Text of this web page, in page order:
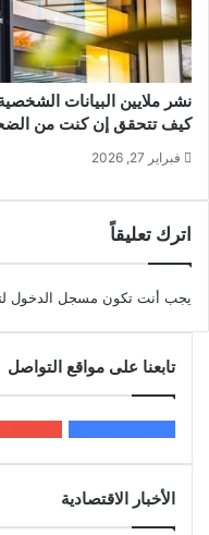
نشر ملايين البيانات
كيف تتحقق إن كنت من
فبراير 27, 2026
اترك تعليقاً
يجب أنت تكون مسجل الدخول
تابعنا على مواقع التواصل
الأخبار الاقتصادية